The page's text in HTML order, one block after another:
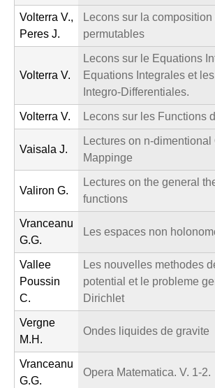
Volterra V.,
Peres J.
Lecons sur la
permutables
Volterra V.
Lecons sur le Equations
Equations Integrales et
Integro-Differentiales.
Volterra V. Lecons sur les Functions
Vaisala J.
Lectures on n-dimentional
Mappinge
Valiron G.
Lectures on the general
functions
Vranceanu
G.G.
Les espaces non
Vallee
Poussin
C.
Les nouvelles methodes
potential et le probleme
Dirichlet
Vergne
M.H.
Ondes liquides de gravite
Vranceanu
G.G.
Opera Matematica. V. 1-2.